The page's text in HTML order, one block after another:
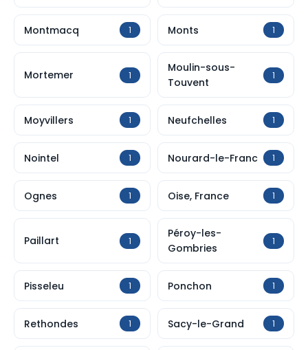
Montmacq 1 Monts 1
Mortemer 1
Moulin-sous-
Touvent
1
Moyvillers 1 Neufchelles 1
Nointel 1 Nourard-le-Franc 1
Ognes 1 Oise, France 1
Paillart 1
Péroy-les-
Gombries
1
Pisseleu 1 Ponchon 1
Rethondes 1 Sacy-le-Grand 1